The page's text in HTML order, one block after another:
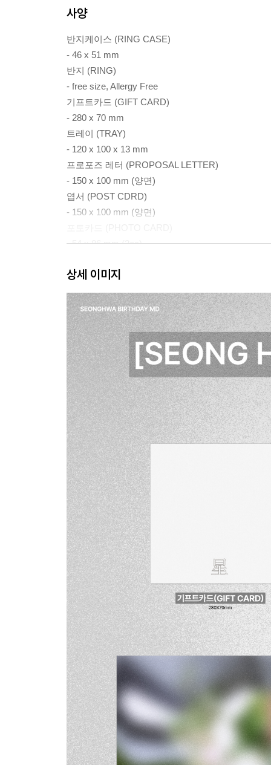
사양
반지케이스 (RING CASE)
- 46 x 51 mm
반지 (RING)
- free size, Allergy Free
기프트카드 (GIFT CARD)
- 280 x 70 mm
트레이 (TRAY)
- 120 x 100 x 13 mm
프로포즈 레터 (PROPOSAL LETTER)
- 150 x 100 mm (양면)
엽서 (POST CDRD)
- 150 x 100 mm (양면)
- 54 x 86 mm (2ea)
상세 이미지